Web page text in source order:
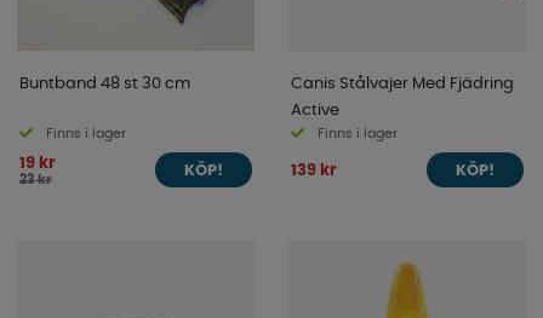
Buntband 48 st 30 cm
Finns i lager
19 kr
23 kr
KÖP!
Canis Stålvajer Med Fjädring
Active
Finns i lager
139 kr KÖP!